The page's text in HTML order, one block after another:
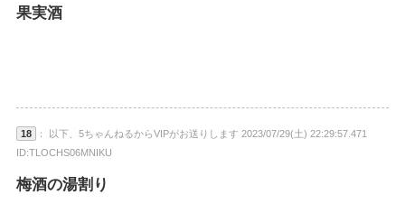
果実酒
18
： 以下、5ちゃんねるからVIPがお送りします 2023/07/29(土) 22:29:57.471
ID:TLOCHS06MNIKU
梅酒の湯割り